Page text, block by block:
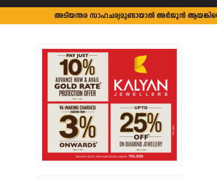
അടിയന്തര സാഹചര്യമുണ്ടായാല്‍ അര്‍ജുന്‍ ആയങ്കിയെ